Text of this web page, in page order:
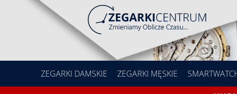
ZEGARKI DAMSKIE ZEGARKI MĘSKIE